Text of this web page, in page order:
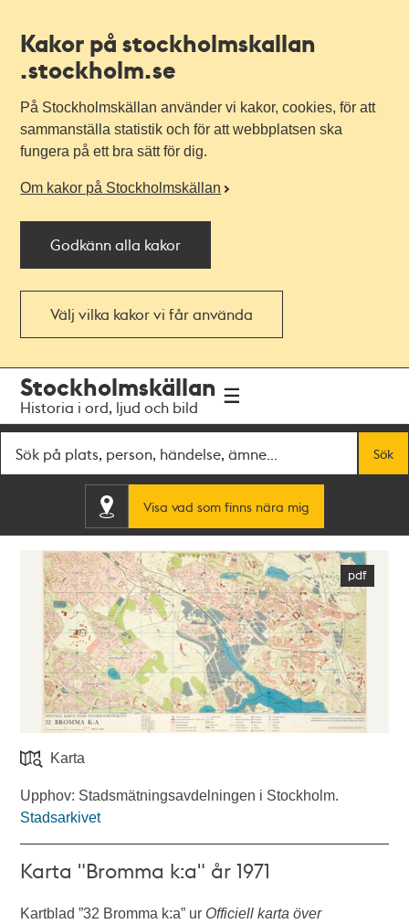
Kakor på stockholmskallan
.stockholm.se
På Stockholmskällan använder vi kakor, cookies, för att
sammanställa statistik och för att webbplatsen ska
fungera på ett bra sätt för dig.
Om kakor på Stockholmskällan
Godkänn alla kakor
Välj vilka kakor vi får använda
navigationen
huvudinnehållet
Stockholmskällan
Historia i ord, ljud och bild
Sök
Visa vad som finns nära mig
Karta
Upphov: Stadsmätningsavdelningen i Stockholm.
Stadsarkivet
Karta "Bromma k:a" år 1971
Kartblad ”32 Bromma k:a” ur Officiell karta över